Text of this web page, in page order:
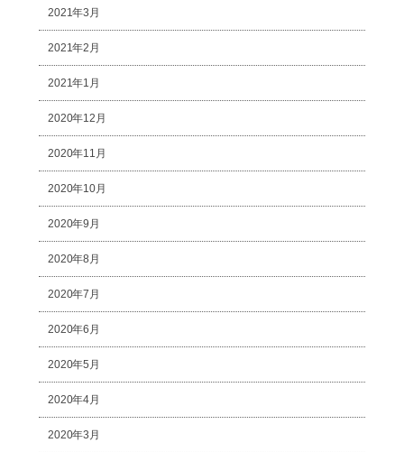
2021年3月
2021年2月
2021年1月
2020年12月
2020年11月
2020年10月
2020年9月
2020年8月
2020年7月
2020年6月
2020年5月
2020年4月
2020年3月